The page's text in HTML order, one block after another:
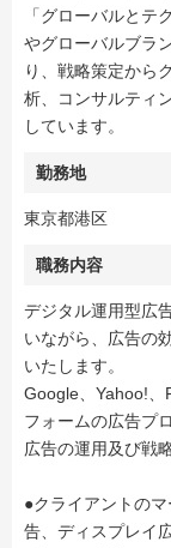
「グローバルとテ
やグローバルブラ
り、戦略策定から
析、コンサルティ
しています。
勤務地
東京都港区
職務内容
デジタル運用型広
いながら、広告の
いたします。
Google、Yahoo!、
フォームの広告プ
広告の運用及び戦
●クライアントの
告、ディスプレイ